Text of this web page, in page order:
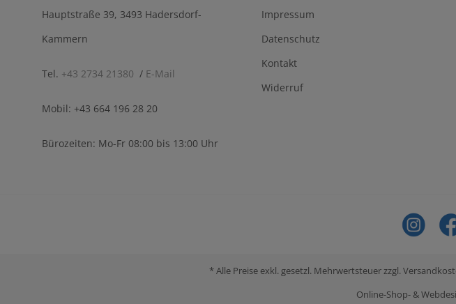
Hauptstraße 39, 3493 Hadersdorf-
Kammern
Tel. +43 2734 21380 / E-Mail
Mobil: +43 664 196 28 20
Bürozeiten: Mo-Fr 08:00 bis 13:00 Uhr
Impressum
Datenschutz
Kontakt
Widerruf
* Alle Preise exkl. gesetzl. Mehrwertsteuer zzgl.
Online-Shop- &